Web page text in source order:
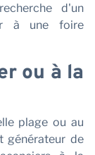
d'un
à une foire
ou à la
plage ou au
générateur de